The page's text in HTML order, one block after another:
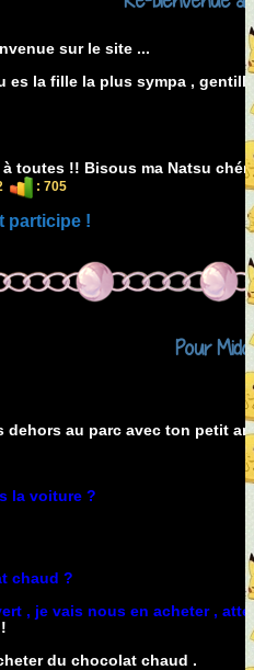
sur le site ...
es la fille la plus sympa ,
toutes !! Bisous ma Natsu
: 705
participe !
Pour
au parc avec ton petit
la voiture ?
chaud ?
, je vais nous en acheter ,
du chocolat chaud .